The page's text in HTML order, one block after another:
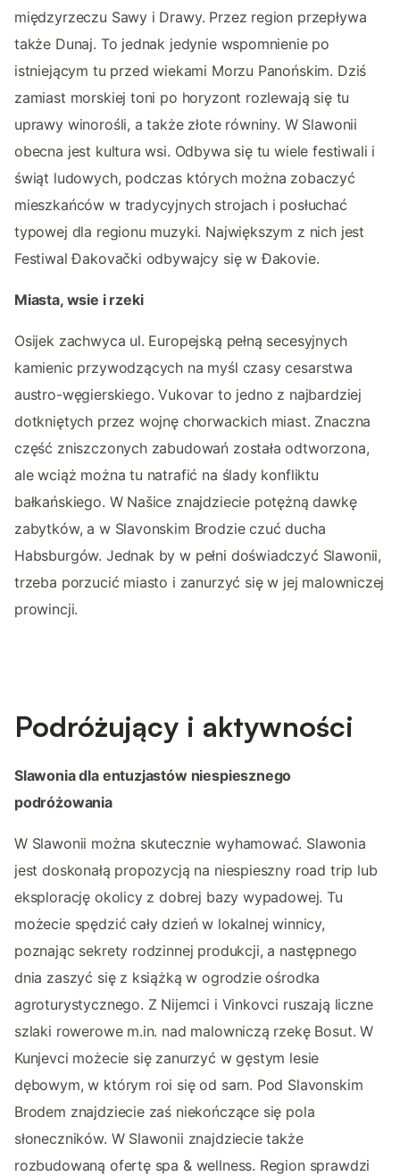
międzyrzeczu Sawy i Drawy. Przez region przepływa
także Dunaj. To jednak jedynie wspomnienie po
istniejącym tu przed wiekami Morzu Panońskim. Dziś
zamiast morskiej toni po horyzont rozlewają się tu
uprawy winorośli, a także złote równiny. W Slawonii
obecna jest kultura wsi. Odbywa się tu wiele festiwali i
świąt ludowych, podczas których można zobaczyć
mieszkańców w tradycyjnych strojach i posłuchać
typowej dla regionu muzyki. Największym z nich jest
Festiwal Đakovački odbywajcy się w Đakovie.
Miasta, wsie i rzeki
Osijek zachwyca ul. Europejską pełną secesyjnych
kamienic przywodzących na myśl czasy cesarstwa
austro-węgierskiego. Vukovar to jedno z najbardziej
dotkniętych przez wojnę chorwackich miast. Znaczna
część zniszczonych zabudowań została odtworzona,
ale wciąż można tu natrafić na ślady konfliktu
bałkańskiego. W Našice znajdziecie potężną dawkę
zabytków, a w Slavonskim Brodzie czuć ducha
Habsburgów. Jednak by w pełni doświadczyć Slawonii,
trzeba porzucić miasto i zanurzyć się w jej malowniczej
prowincji.
Podróżujący i aktywności
Slawonia dla entuzjastów niespiesznego
podróżowania
W Slawonii można skutecznie wyhamować. Slawonia
jest doskonałą propozycją na niespieszny road trip lub
eksplorację okolicy z dobrej bazy wypadowej. Tu
możecie spędzić cały dzień w lokalnej winnicy,
poznając sekrety rodzinnej produkcji, a następnego
dnia zaszyć się z książką w ogrodzie ośrodka
agroturystycznego. Z Nijemci i Vinkovci ruszają liczne
szlaki rowerowe m.in. nad malowniczą rzekę Bosut. W
Kunjevci możecie się zanurzyć w gęstym lesie
dębowym, w którym roi się od sarn. Pod Slavonskim
Brodem znajdziecie zaś niekończące się pola
słoneczników. W Slawonii znajdziecie także
rozbudowaną ofertę spa & wellness. Region sprawdzi